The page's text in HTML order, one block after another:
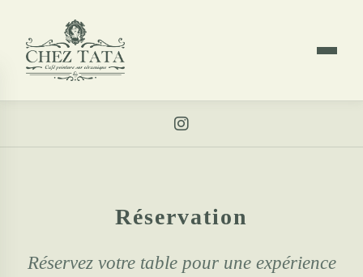
Réservation
Réservez votre table pour une expérience